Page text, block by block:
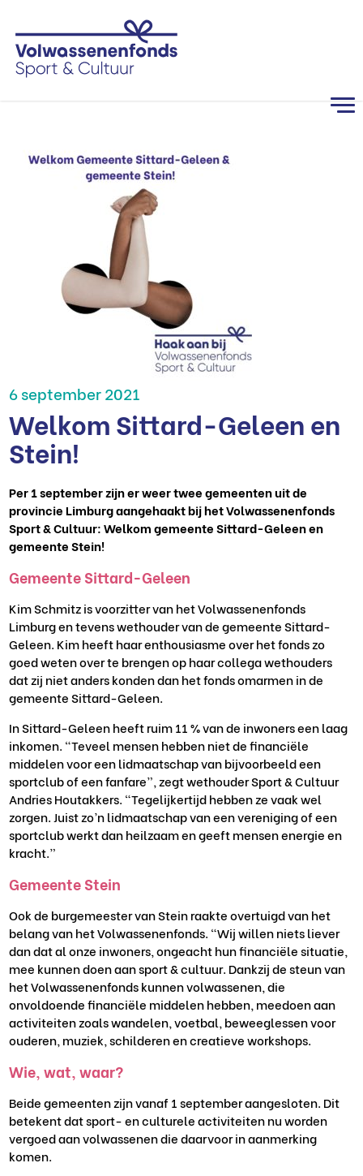
6 september 2021
Welkom Sittard-Geleen en
Stein!
Per 1 september zijn er weer twee gemeenten uit de
provincie Limburg aangehaakt bij het Volwassenenfonds
Sport & Cultuur: Welkom gemeente Sittard-Geleen en
gemeente Stein!
Gemeente Sittard-Geleen
Kim Schmitz is voorzitter van het Volwassenenfonds
Limburg en tevens wethouder van de gemeente Sittard-
Geleen. Kim heeft haar enthousiasme over het fonds zo
goed weten over te brengen op haar collega wethouders
dat zij niet anders konden dan het fonds omarmen in de
gemeente Sittard-Geleen.
In Sittard-Geleen heeft ruim 11 % van de inwoners een laag
inkomen. “Teveel mensen hebben niet de financiële
middelen voor een lidmaatschap van bijvoorbeeld een
sportclub of een fanfare”, zegt wethouder Sport & Cultuur
Andries Houtakkers. “Tegelijkertijd hebben ze vaak wel
zorgen. Juist zo’n lidmaatschap van een vereniging of een
sportclub werkt dan heilzaam en geeft mensen energie en
kracht.”
Gemeente Stein
Ook de burgemeester van Stein raakte overtuigd van het
belang van het Volwassenenfonds. “Wij willen niets liever
dan dat al onze inwoners, ongeacht hun financiële situatie,
mee kunnen doen aan sport & cultuur. Dankzij de steun van
het Volwassenenfonds kunnen volwassenen, die
onvoldoende financiële middelen hebben, meedoen aan
activiteiten zoals wandelen, voetbal, beweeglessen voor
ouderen, muziek, schilderen en creatieve workshops.
Wie, wat, waar?
Beide gemeenten zijn vanaf 1 september aangesloten. Dit
betekent dat sport- en culturele activiteiten nu worden
vergoed aan volwassenen die daarvoor in aanmerking
komen.